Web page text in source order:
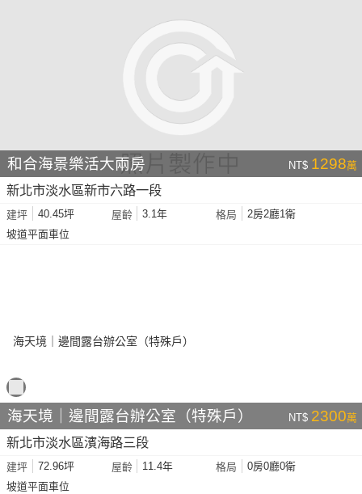
和合海景樂活大兩房 NT$ 1298萬
新北市淡水區新市六路一段
建坪 40.45坪 屋齡 3.1年 格局
2房2廳1衛
坡道平面車位
海天境｜邊間露台辦公室（特殊戶） NT$ 2300萬
新北市淡水區濱海路三段
建坪 72.96坪 屋齡 11.4年 格局
0房0廳0衛
坡道平面車位